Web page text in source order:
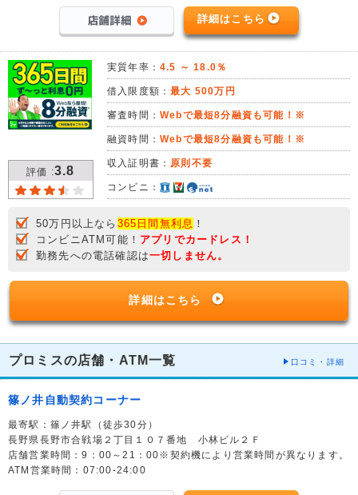
詳細はこちら
評価 :3.8
実質年率： 4.5 ～ 18.0％
借入限度額：最大 500万円
審査時間： Webで最短8分融資も可能！※
融資時間： Webで最短8分融資も可能！※
収入証明書： 原則不要
コンビニ：
50万円以上なら 365日間無利息 ！
コンビニATM可能！ アプリでカードレス！
勤務先への電話確認は一切しません。
詳細はこちら
プロミスの店舗・ATM一覧 口コミ・詳細
篠ノ井自動契約コーナー
最寄駅：篠ノ井駅（徒歩30分）
長野県長野市合戦場２丁目１０７番地 小林ビル２Ｆ
店舗営業時間：9：00～21：00※契約機により営業時間が異なります。
ATM営業時間：07:00-24:00